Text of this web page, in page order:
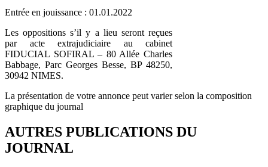
Entrée en jouissance : 01.01.2022
Les oppositions s’il y a lieu seront reçues
par acte extrajudiciaire au cabinet
FIDUCIAL SOFIRAL – 80 Allée Charles
Babbage, Parc Georges Besse, BP 48250,
30942 NIMES.
La présentation de votre annonce peut varier selon la composition
graphique du journal
AUTRES PUBLICATIONS DU
JOURNAL